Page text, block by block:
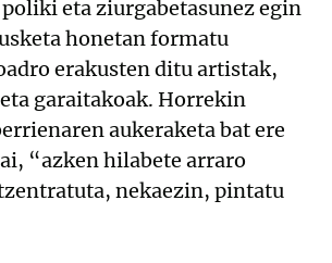
eta ziurgabetasunez egin
honetan formatu
erakusten ditu artistak,
garaitakoak. Horrekin
aukeraketa bat ere
“azken hilabete arraro
nekaezin, pintatu